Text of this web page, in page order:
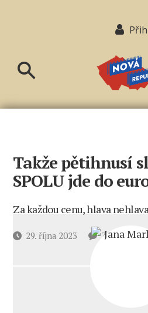
Takže pětihnusí
SPOLU jde do
Za každou cenu, hlava
Datum29. října 2023 7